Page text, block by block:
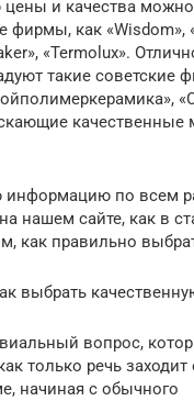
и качества можно
фирмы, как «Wisdom»,
«Termolux».
такие советские
качественные
информацию по всем
нашем сайте, как в
как правильно
выбрать
вопрос,
только речь
начиная с обычного